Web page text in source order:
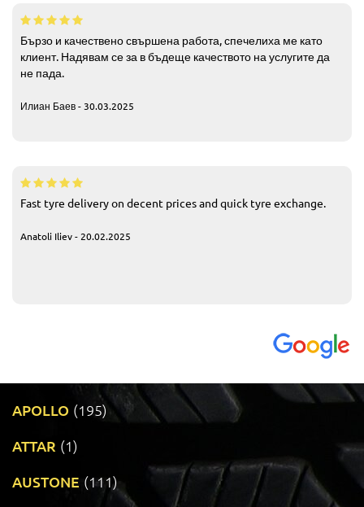
Бързо и качествено свършена работа, спечелиха ме като
клиент. Надявам се за в бъдеще качеството на услугите да
не пада.
Илиан Баев - 30.03.2025
Fast tyre delivery on decent prices and quick tyre exchange.
Anatoli Iliev - 20.02.2025
APOLLO (195)
ATTAR (1)
AUSTONE (111)